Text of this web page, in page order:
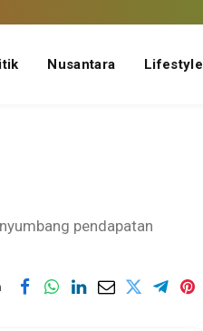
Nusantara Lifestyle
pendapatan